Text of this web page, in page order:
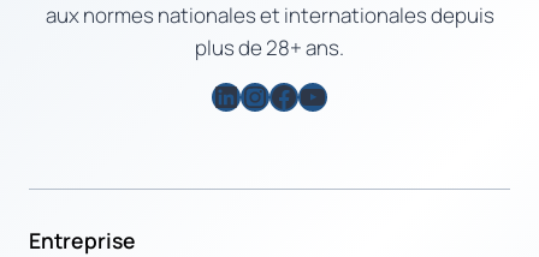
aux normes nationales et internationales depuis
plus de 28+ ans.
LinkedIn
Instagram
Facebook
YouTube
Entreprise